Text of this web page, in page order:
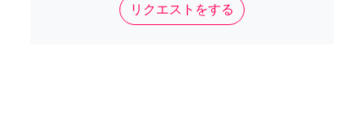
リクエストをする